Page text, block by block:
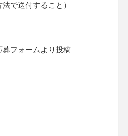
で送付すること）
フォームより投稿